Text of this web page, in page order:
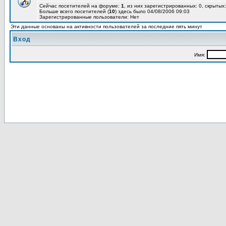
Сейчас посетителей на форуме: 1
, из них зарегистрированных: 0,
Больше всего посетителей (10) здесь было 04/08/2006 09:03
Зарегистрированные пользователи: Нет
Эти данные основаны на активности пользователей за последние пять минут
Вход
Имя: